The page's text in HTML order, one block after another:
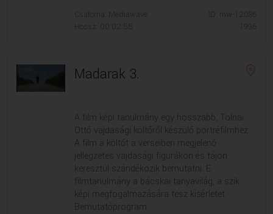
Csatorna: Mediawave
Hossz: 00:02:55
Madarak 3.
A film képi tanulmány egy hosszabb, Tolnai
Ottó vajdasági költőről készülő portréfilmhez.
A film a költőt a verseiben megjelenő
jellegzetes vajdasági figurákon és tájon
keresztül szándékozik bemutatni. E
filmtanulmány a bácskai tanyavilág, a szik
képi megfogalmazására tesz kísérletet.
Bemutatóprogram